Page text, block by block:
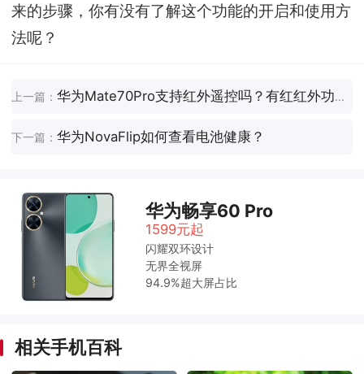
来的步骤，你有没有了解这个功能的开启和使用方
法呢？
上一篇：华为Mate70Pro支持红外遥控吗？有红红外功能吗？
下一篇：华为NovaFlip如何查看电池健康？
华为畅享60 Pro
1599元起
闪耀双环设计
无界全视屏
94.9%超大屏占比
相关手机百科